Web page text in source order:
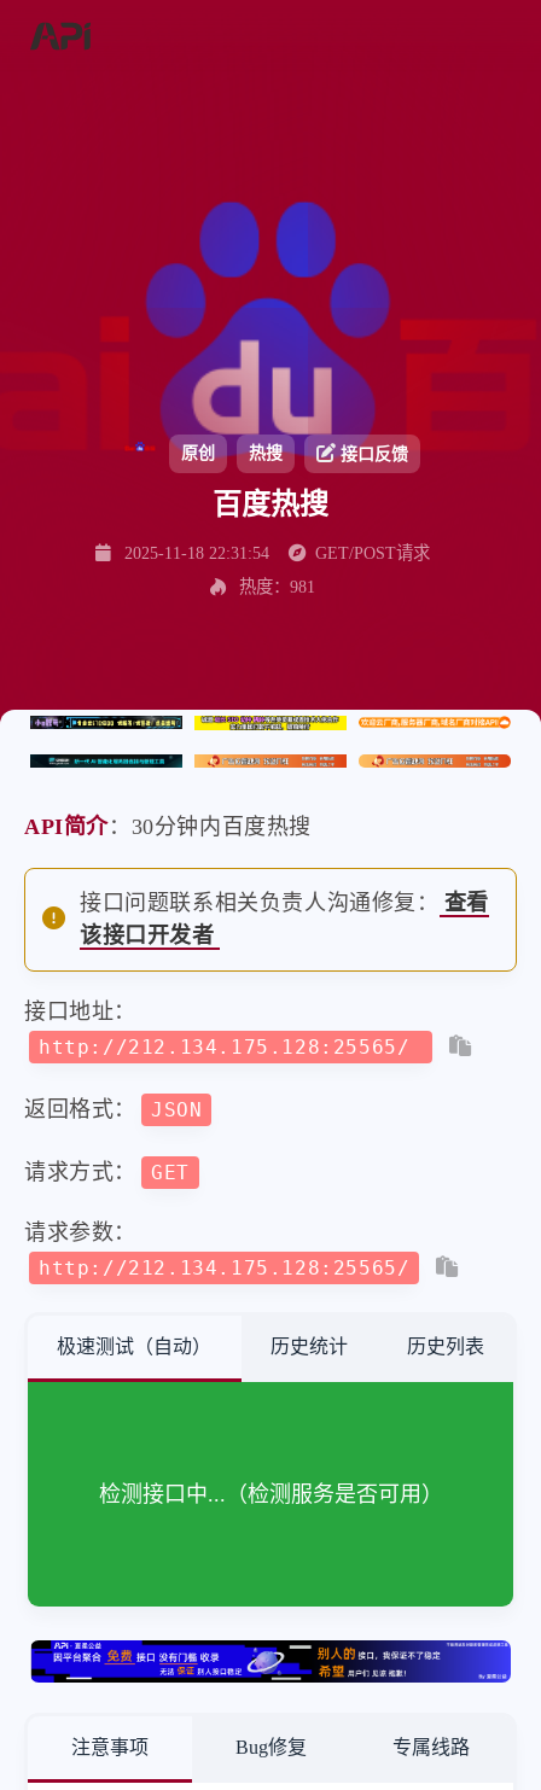
原创 热搜 接口反馈
百度热搜
2025-11-18 22:31:54
GET/POST请求
热度：981
API简介：30分钟内百度热搜
接口问题联系相关负责人沟通修复：
查看
该接口开发者
接口地址：
http://212.134.175.128:25565/
返回格式： JSON
请求方式： GET
请求参数：
http://212.134.175.128:25565/
极速测试（自动） 历史统计 历史列表
检测接口中...（检测服务是否可用）
注意事项 Bug修复 专属线路